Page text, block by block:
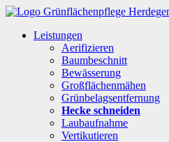
Leistungen
Aerifizieren
Baumbeschnitt
Bewässerung
Großflächenmähen
Grünbelagsentfernung
Hecke schneiden
Laubaufnahme
Vertikutieren